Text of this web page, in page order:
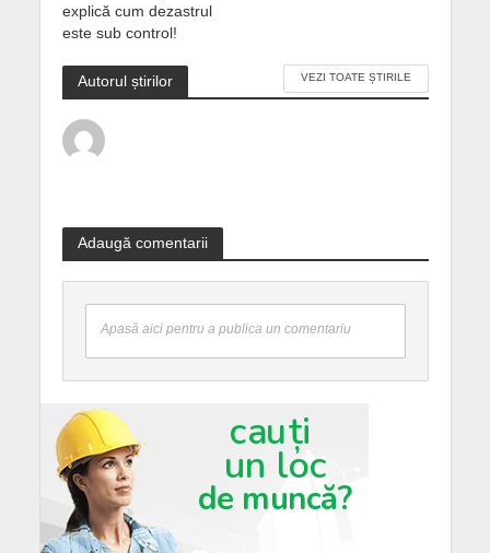
explică cum dezastrul
este sub control!
Autorul știrilor VEZI TOATE ȘTIRILE
Adaugă comentarii
Apasă aici pentru a publica un comentariu